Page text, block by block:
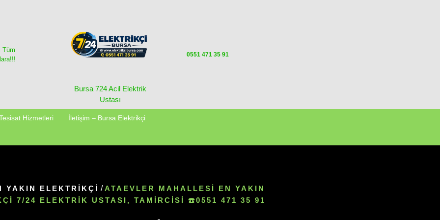
Tüm
Bursa 724 Acil Elektrik
Ustası
0551 471 35 91
Hizmetleri İletişim – Bursa Elektrikçi
YAKIN ELEKTRIKÇI /ATAEVLER MAHALLESI EN YAKIN
7/24 ELEKTRIK USTASI, TAMIRCISI ☎️0551 471 35 91